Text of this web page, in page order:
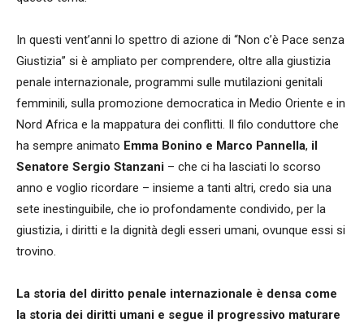
In questi vent’anni lo spettro di azione di “Non c’è Pace senza
Giustizia” si è ampliato per comprendere, oltre alla giustizia
penale internazionale, programmi sulle mutilazioni genitali
femminili, sulla promozione democratica in Medio Oriente e in
Nord Africa e la mappatura dei conflitti. Il filo conduttore che
ha sempre animato Emma Bonino e Marco Pannella, il
Senatore Sergio Stanzani – che ci ha lasciati lo scorso
anno e voglio ricordare – insieme a tanti altri, credo sia una
sete inestinguibile, che io profondamente condivido, per la
giustizia, i diritti e la dignità degli esseri umani, ovunque essi si
trovino.
La storia del diritto penale internazionale è densa come
la storia dei diritti umani e segue il progressivo maturare